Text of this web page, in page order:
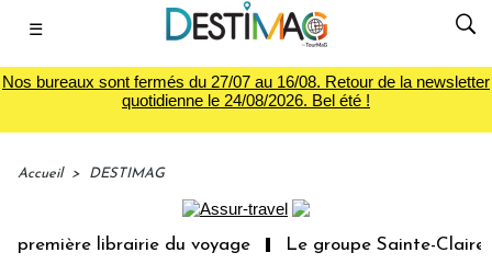
☰
Nos bureaux sont fermés du 27/07 au 16/08. Retour de la newsletter
quotidienne le 24/08/2026. Bel été !
Accueil > DESTIMAG
librairie du voyage Le groupe Sainte-Claire